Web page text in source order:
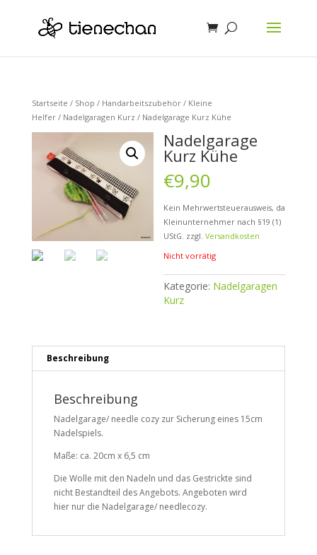
Startseite / Shop / Handarbeitszubehör/ Kleine
Helfer/ Nadelgaragen Kurz / Nadelgarage Kurz Kühe
Nadelgarage
Kurz Kühe
€9,90
Kein Mehrwertsteuerausweis, da
Kleinunternehmer nach §19 (1)
UStG. zzgl.Versandkosten
Nicht vorrätig
Kategorie: Nadelgaragen
Kurz
Beschreibung
Beschreibung
Nadelgarage/ needle cozy zur Sicherung eines 15cm
Nadelspiels.
Maße: ca. 20cm x 6,5 cm
Die Wolle mit den Nadeln und das Gestrickte sind
nicht Bestandteil des Angebots. Angeboten wird
hier nur die Nadelgarage/ needlecozy.